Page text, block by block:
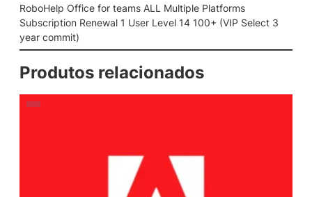
RoboHelp Office for teams ALL Multiple Platforms
Subscription Renewal 1 User Level 14 100+ (VIP Select 3
year commit)
Produtos relacionados